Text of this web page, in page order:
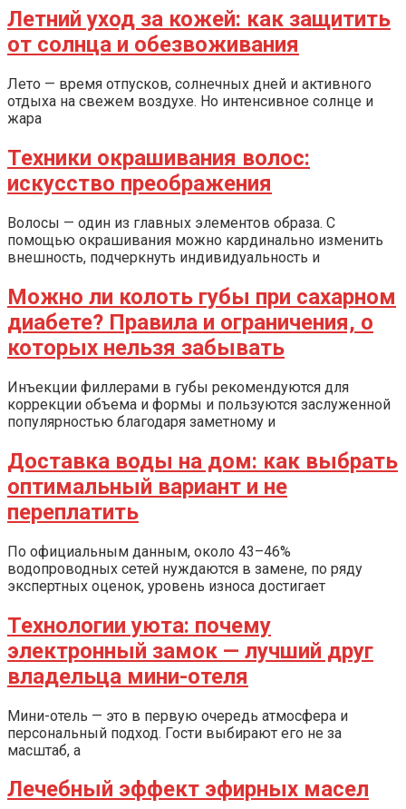
Летний уход за кожей: как защитить
от солнца и обезвоживания
Лето — время отпусков, солнечных дней и активного
отдыха на свежем воздухе. Но интенсивное солнце и
жара
Техники окрашивания волос:
искусство преображения
Волосы — один из главных элементов образа. С
помощью окрашивания можно кардинально изменить
внешность, подчеркнуть индивидуальность и
Можно ли колоть губы при сахарном
диабете? Правила и ограничения, о
которых нельзя забывать
Инъекции филлерами в губы рекомендуются для
коррекции объема и формы и пользуются заслуженной
популярностью благодаря заметному и
Доставка воды на дом: как выбрать
оптимальный вариант и не
переплатить
По официальным данным, около 43–46%
водопроводных сетей нуждаются в замене, по ряду
экспертных оценок, уровень износа достигает
Технологии уюта: почему
электронный замок — лучший друг
владельца мини-отеля
Мини-отель — это в первую очередь атмосфера и
персональный подход. Гости выбирают его не за
масштаб, а
Лечебный эффект эфирных масел